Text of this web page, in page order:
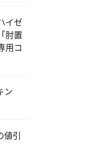
イゼ
肘置
用コ
ン
値引